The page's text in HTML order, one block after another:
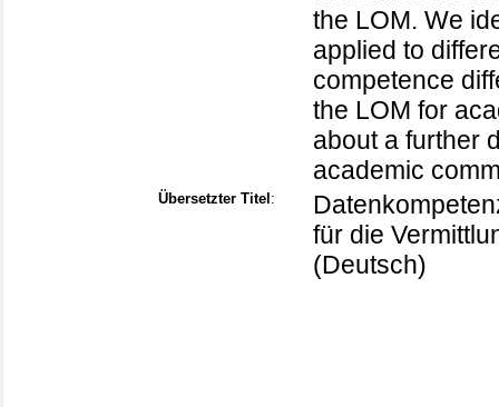
the LOM. We
applied to
competence
the LOM for
about a further
academic
Übersetzter Titel :
für die
(Deutsch)